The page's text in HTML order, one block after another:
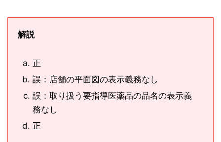
解説
正
誤：店舗の平面図の表示義務なし
誤：取り扱う要指導医薬品の品名の表示義
務なし
正